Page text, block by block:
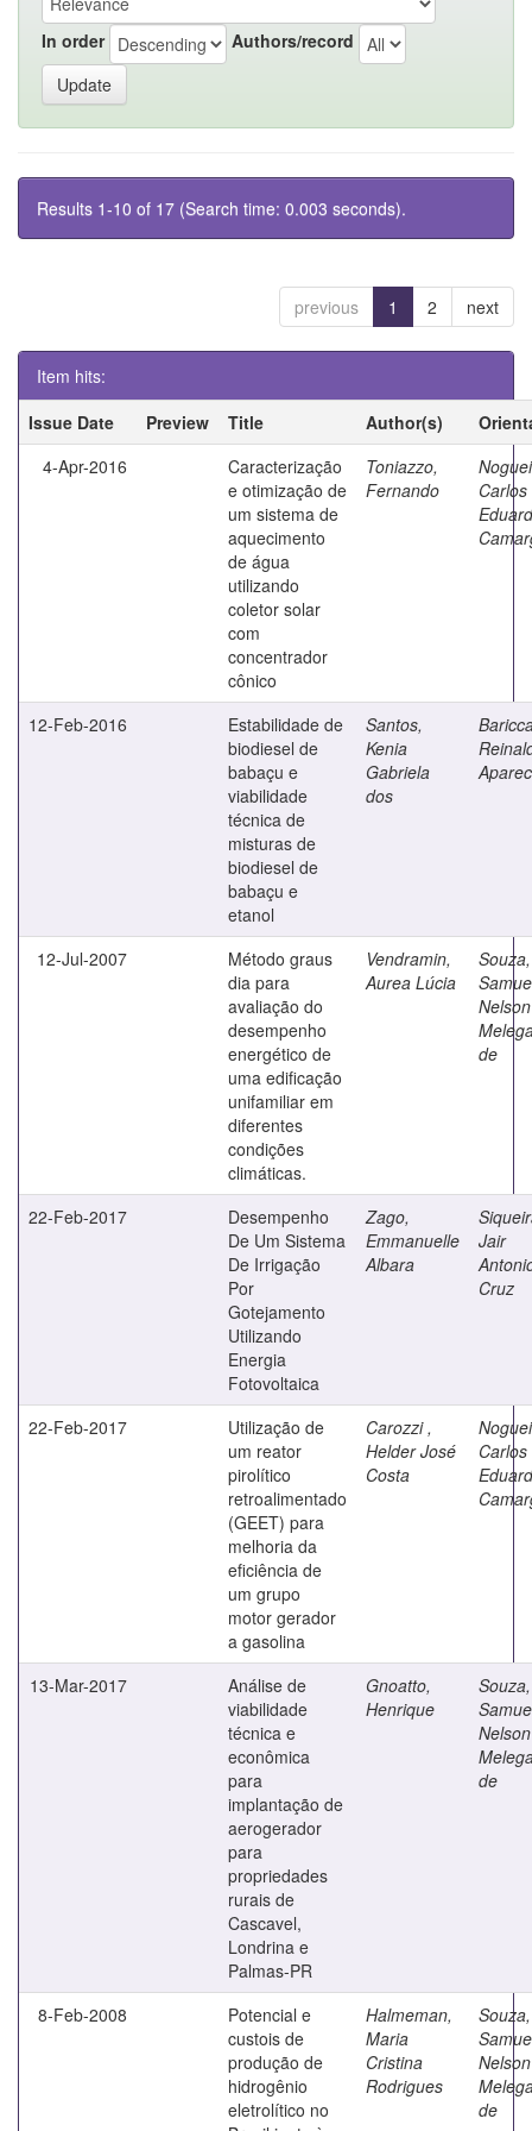
In order Authors/record
Results 1-10 of 17 (Search time: 0.003 seconds).
previous 1 2 next
Item hits:
Issue Date
Preview Title Author(s)
4-Apr-2016
Caracterização
e otimização de
um sistema de
aquecimento
de água
utilizando
coletor solar
com
concentrador
cônico
Toniazzo,
Fernando
Carlos
12-Feb-2016
Estabilidade de
biodiesel de
babaçu e
viabilidade
técnica de
misturas de
biodiesel de
babaçu e
etanol
Santos,
Kenia
Gabriela
dos
12-Jul-2007
Método graus
dia para
avaliação do
desempenho
energético de
uma edificação
unifamiliar em
diferentes
condições
climáticas.
Vendramin,
Aurea Lúcia
Souza,
Nelson
de
22-Feb-2017
Desempenho
De Um Sistema
De Irrigação
Por
Gotejamento
Utilizando
Energia
Fotovoltaica
Zago,
Emmanuelle
Albara
Jair
Cruz
22-Feb-2017
Utilização de
um reator
pirolítico
retroalimentado
(GEET) para
melhoria da
eficiência de
um grupo
motor gerador
a gasolina
Carozzi ,
Helder José
Costa
Carlos
13-Mar-2017
Análise de
viabilidade
técnica e
econômica
para
implantação de
aerogerador
para
propriedades
rurais de
Cascavel,
Londrina e
Palmas-PR
Gnoatto,
Henrique
Souza,
Nelson
de
8-Feb-2008
Potencial e
custois de
produção de
hidrogênio
eletrolítico no
Halmeman,
Maria
Cristina
Rodrigues
Souza,
Nelson
de